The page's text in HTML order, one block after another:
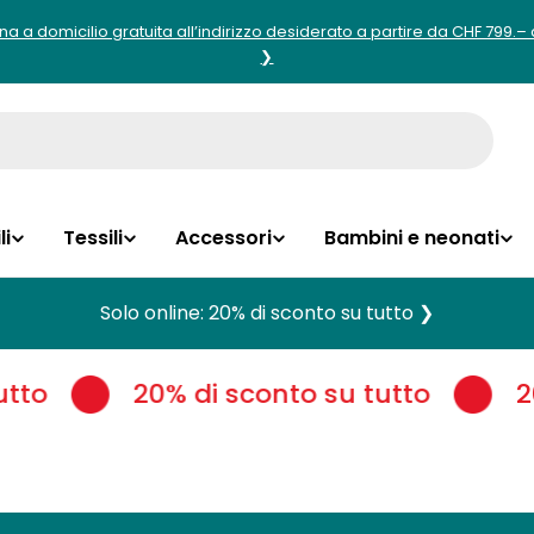
a domicilio gratuita all’indirizzo desiderato a partire da CHF 799.–
❯
Tessili Accessori Bambini e neonati
Solo online: 20% di sconto su tutto ❯
20% di sconto su tutto